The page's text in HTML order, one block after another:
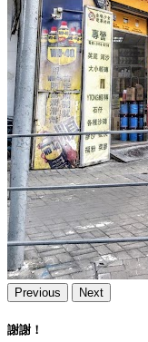
Previous Next
謝謝！